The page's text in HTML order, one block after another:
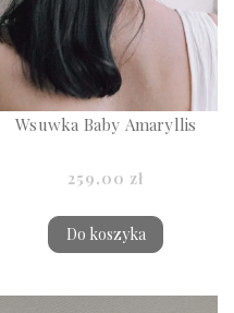
Wsuwka Baby Amaryllis
259,00 zł
Do koszyka